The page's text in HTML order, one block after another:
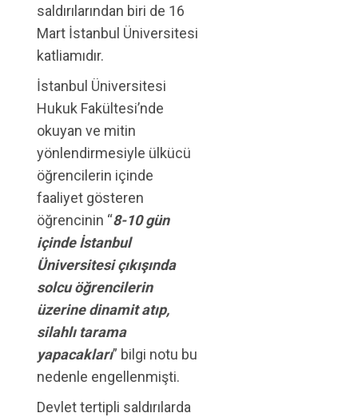
saldırılarından biri de 16
Mart İstanbul Üniversitesi
katliamıdır.
İstanbul Üniversitesi
Hukuk Fakültesi’nde
okuyan ve mitin
yönlendirmesiyle ülkücü
öğrencilerin içinde
faaliyet gösteren
öğrencinin “8-10 gün
içinde İstanbul
Üniversitesi çıkışında
solcu öğrencilerin
üzerine dinamit atıp,
silahlı tarama
yapacakları” bilgi notu bu
nedenle engellenmişti.
Devlet tertipli saldırılarda